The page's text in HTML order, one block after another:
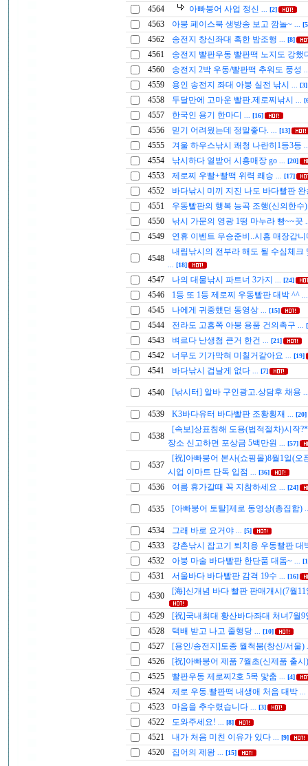
4564 아빠붕어 사업 정신 [2]
4563 아붕 페이스북 생방송 보고 깜놀~
4562 송전지 창신좌대 혹한 밤조행 [8]
4561
송전지 빨판우동 빨판떡 노지도 강했
4560
송전지 2박 우동/빨판떡 추워도 풍성
4559 용인 송전지 좌대 아붕 실전 낚시 [3]
4558 두달만에 고마운 빨판.제로찌낚시
4557 한국인 용기 한마디 [16]
4556 믿기 어려웠는데 정말좋다. [13]
4555 겨울 하우스낚시 쾌청 나란히1등3등
4554 낚시하다 열받어 시흥매장 go [20]
4553 제로찌 우빨+빨떡 위력 쾌승 [17]
4552
바다낚시 미끼 지진 나도 바다빨판
4551
우동빨판의 행복 능곡 조행(신의한수
4550
낚시 가문의 영광 1떵 마누라 빵~~끗
4549 연휴 이벤트 우승준비..시흥 매장갑
4548
내림낚시의 전부라 해도 될 수심체크
[18]
4547 나의 대물낚시 파트너 3가지 [24]
4546 1등 또 1등 제로찌 우동빨판 대박 ^^
4545 나에게 귀중했던 동영상 [15]
4544 전라도 고흥쪽 아붕 용품 건의촉구
4543 벼르다 난생첨 큰거 한건 [21]
4542 너무도 기가막혀 미칠거같아요 [19]
4541 바다낚시 겁날게 없다 [7]
4540 [낚시터] 알바 구인광고.상담후 채용
4539 K3바다유터 바다빨판 조황횡재 [20]
4538
[속보]상표침해 도용(법적절차)시작
장소 신고하면 포상금 5백만원
[57]
4537
[祝]아빠붕어 본사(쇼핑몰)8월1일(오
시업 이마트 단독 입점
[36]
4536 여름 휴가갈때 꼭 지참하세요 [24]
4535 [아빠붕어 토탈]제로 동영상(총집합)
4534 그래 바로 요거야 [5]
4533
강촌낚시 잡고기 퇴치용 우동빨판 대
4532
아붕 마술 바다빨판 한단품 대돔~
4531 서울바다 바다빨판 감격 19수 [16]
4530 [海]신개념 바다 빨판 판매개시(7월
4529
[祝]국내최대 황산바다좌대 처녀7월
4528
택배 받고 나고 줄행당 [10]
4527 [용인/송전지]토종 월척붐(창신/서울)
4526
[祝]아빠붕어 제품 7월초(신제품 출
4525
빨판우동 제로찌2호 5목 맟춤 [4]
4524 제로 우동.빨판떡 내생애 처음 대박
4523 마음을 추수렸습니다 [3]
4522 도와주세요! [8]
4521 내가 처음 미친 이유가 있다 [9]
4520 집어의 제왕 [15]